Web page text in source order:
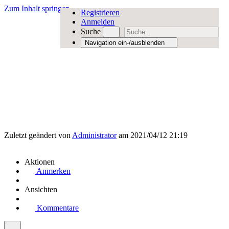
Zum Inhalt springen
Registrieren
Anmelden
Suche
Navigation ein-/ausblenden
Zuletzt geändert von Administratoram 2021/04/12 21:19
Aktionen
Anmerken
Ansichten
Kommentare